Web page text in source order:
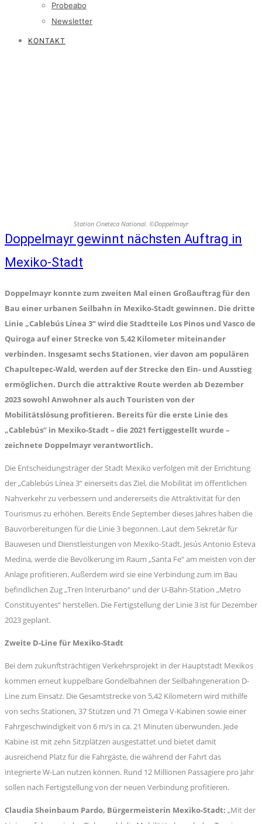
Probeabo
Newsletter
KONTAKT
Station Cineteca National. ©Doppelmayr
Doppelmayr gewinnt nächsten Auftrag in
Mexiko-Stadt
Doppelmayr konnte zum zweiten Mal einen Großauftrag für den
Bau einer urbanen Seilbahn in Mexiko-Stadt gewinnen. Die dritte
Linie „Cablebús Línea 3“ wird die Stadtteile Los Pinos und Vasco de
Quiroga auf einer Strecke von 5,42 Kilometer miteinander
verbinden. Insgesamt sechs Stationen, vier davon am populären
Chapultepec-Wald, werden auf der Strecke den Ein- und Ausstieg
ermöglichen. Durch die attraktive Route werden ab Dezember
2023 sowohl Anwohner als auch Touristen von der
Mobilitätslösung profitieren. Bereits für die erste Linie des
„Cablebús“ in Mexiko-Stadt – die 2021 fertiggestellt wurde –
zeichnete Doppelmayr verantwortlich.
Die Entscheidungsträger der Stadt Mexiko verfolgen mit der Errichtung
der „Cablebús Línea 3“ einerseits das Ziel, die Mobilität im öffentlichen
Nahverkehr zu verbessern und andererseits die Attraktivität für den
Tourismus zu erhöhen. Bereits Ende September dieses Jahres haben die
Bauvorbereitungen für die Linie 3 begonnen. Laut dem Sekretär für
Bauwesen und Dienstleistungen von Mexiko-Stadt, Jesús Antonio Esteva
Medina, werde die Bevölkerung im Raum „Santa Fe“ am meisten von der
Anlage profitieren. Außerdem wird sie eine Verbindung zum im Bau
befindlichen Zug „Tren Interurbano“ und der U-Bahn-Station „Metro
Constituyentes“ herstellen. Die Fertigstellung der Linie 3 ist für Dezember
2023 geplant.
Zweite D-Line für Mexiko-Stadt
Bei dem zukunftsträchtigen Verkehrsprojekt in der Hauptstadt Mexikos
kommen erneut kuppelbare Gondelbahnen der Seilbahngeneration D-
Line zum Einsatz. Die Gesamtstrecke von 5,42 Kilometern wird mithilfe
von sechs Stationen, 37 Stützen und 71 Omega V-Kabinen sowie einer
Fahrgeschwindigkeit von 6 m/s in ca. 21 Minuten überwunden. Jede
Kabine ist mit zehn Sitzplätzen ausgestattet und bietet damit
ausreichend Platz für die Fahrgäste, die während der Fahrt das
integrierte W-Lan nutzen können. Rund 12 Millionen Passagiere pro Jahr
sollen nach Fertigstellung von der neuen Verbindung profitieren.
Claudia Sheinbaum Pardo, Bürgermeisterin Mexiko-Stadt: „Mit der